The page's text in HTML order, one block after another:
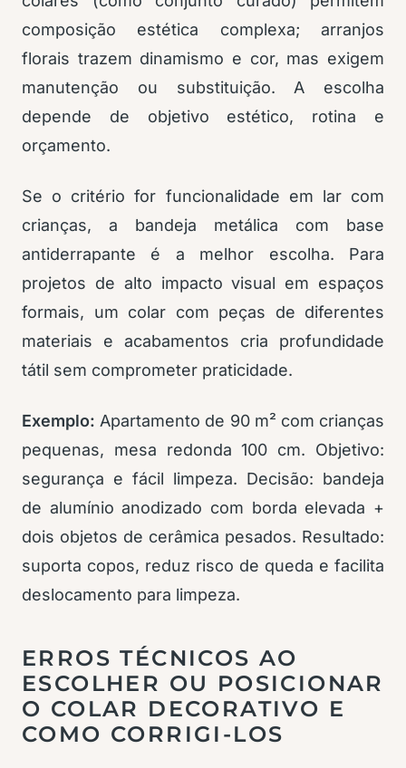
composição estética complexa; arranjos
florais trazem dinamismo e cor, mas exigem
manutenção ou substituição. A escolha
depende de objetivo estético, rotina e
orçamento.
Se o critério for funcionalidade em lar com
crianças, a bandeja metálica com base
antiderrapante é a melhor escolha. Para
projetos de alto impacto visual em espaços
formais, um colar com peças de diferentes
materiais e acabamentos cria profundidade
tátil sem comprometer praticidade.
Exemplo: Apartamento de 90 m² com crianças
pequenas, mesa redonda 100 cm. Objetivo:
segurança e fácil limpeza. Decisão: bandeja
de alumínio anodizado com borda elevada +
dois objetos de cerâmica pesados. Resultado:
suporta copos, reduz risco de queda e facilita
deslocamento para limpeza.
ERROS TÉCNICOS AO
ESCOLHER OU POSICIONAR
O COLAR DECORATIVO E
COMO CORRIGI-LOS